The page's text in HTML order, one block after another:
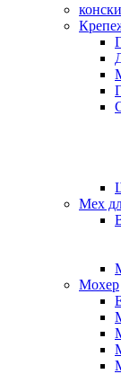
Мех
Мохер